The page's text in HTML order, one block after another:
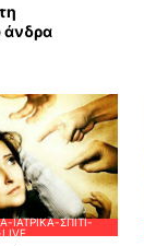
άνδρα
ΙΑΤΡΙΚΆ-ΣΠΊΤΙ-